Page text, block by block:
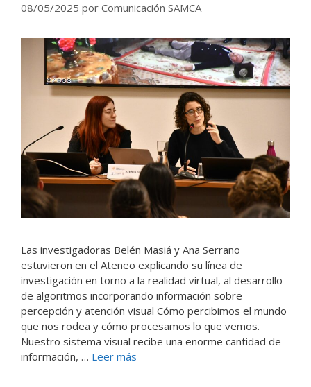
08/05/2025 por Comunicación SAMCA
Las investigadoras Belén Masiá y Ana Serrano
estuvieron en el Ateneo explicando su línea de
investigación en torno a la realidad virtual, al desarrollo
de algoritmos incorporando información sobre
percepción y atención visual Cómo percibimos el mundo
que nos rodea y cómo procesamos lo que vemos.
Nuestro sistema visual recibe una enorme cantidad de
información, … Leer más